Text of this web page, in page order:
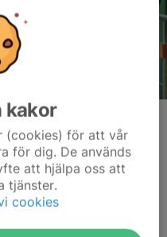
kakor
(cookies) för att vår
för dig. De används
att hjälpa oss att
tjänster.
cookies